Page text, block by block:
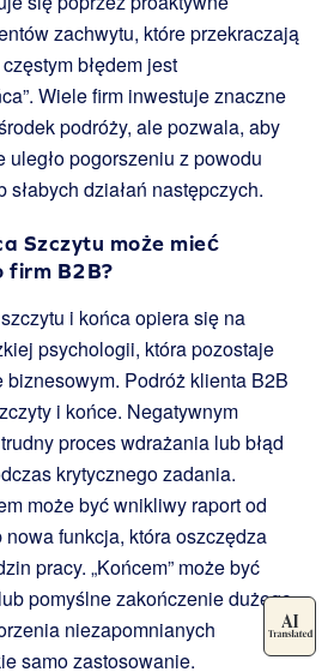
zachwytu, które przekraczają
błędem jest
Wiele firm inwestuje znaczne
podróży, ale pozwala, aby
uległo pogorszeniu z powodu
działań następczych.
Szczytu może mieć
firm B2B?
i końca opiera się na
psychologii, która pozostaje
Podróż klienta B2B
i końce. Negatywnym
proces wdrażania lub błąd
krytycznego zadania.
może być wnikliwy raport od
funkcja, która oszczędza
pracy. „Końcem” może być
pomyślne zakończenie dużego
niezapomnianych
samo zastosowanie.